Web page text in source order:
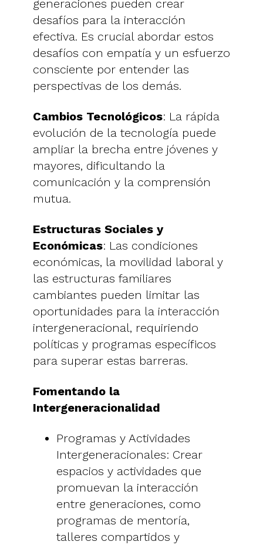
generaciones pueden crear
desafíos para la interacción
efectiva. Es crucial abordar estos
desafíos con empatía y un esfuerzo
consciente por entender las
perspectivas de los demás.
Cambios Tecnológicos: La rápida
evolución de la tecnología puede
ampliar la brecha entre jóvenes y
mayores, dificultando la
comunicación y la comprensión
mutua.
Estructuras Sociales y
Económicas: Las condiciones
económicas, la movilidad laboral y
las estructuras familiares
cambiantes pueden limitar las
oportunidades para la interacción
intergeneracional, requiriendo
políticas y programas específicos
para superar estas barreras.
Fomentando la
Intergeneracionalidad
Programas y Actividades
Intergeneracionales: Crear
espacios y actividades que
promuevan la interacción
entre generaciones, como
programas de mentoría,
talleres compartidos y